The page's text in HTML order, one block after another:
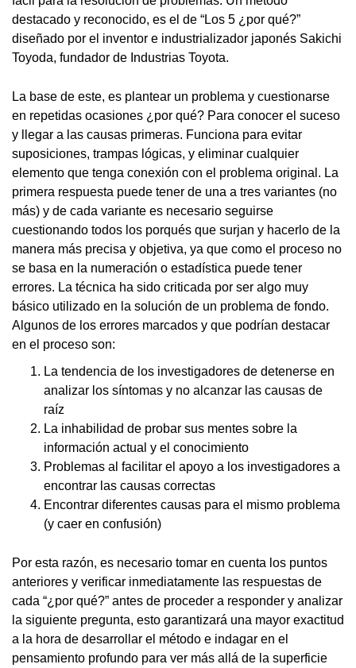
destacado y reconocido, es el de “Los 5 ¿por qué?”
diseñado por el inventor e industrializador japonés Sakichi
Toyoda, fundador de Industrias Toyota.
La base de este, es plantear un problema y cuestionarse
en repetidas ocasiones ¿por qué? Para conocer el suceso
y llegar a las causas primeras. Funciona para evitar
suposiciones, trampas lógicas, y eliminar cualquier
elemento que tenga conexión con el problema original. La
primera respuesta puede tener de una a tres variantes (no
más) y de cada variante es necesario seguirse
cuestionando todos los porqués que surjan y hacerlo de la
manera más precisa y objetiva, ya que como el proceso no
se basa en la numeración o estadística puede tener
errores. La técnica ha sido criticada por ser algo muy
básico utilizado en la solución de un problema de fondo.
Algunos de los errores marcados y que podrían destacar
en el proceso son:
La tendencia de los investigadores de detenerse en
analizar los síntomas y no alcanzar las causas de
raíz
La inhabilidad de probar sus mentes sobre la
información actual y el conocimiento
Problemas al facilitar el apoyo a los investigadores a
encontrar las causas correctas
Encontrar diferentes causas para el mismo problema
(y caer en confusión)
Por esta razón, es necesario tomar en cuenta los puntos
anteriores y verificar inmediatamente las respuestas de
cada “¿por qué?” antes de proceder a responder y analizar
la siguiente pregunta, esto garantizará una mayor exactitud
a la hora de desarrollar el método e indagar en el
pensamiento profundo para ver más allá de la superficie